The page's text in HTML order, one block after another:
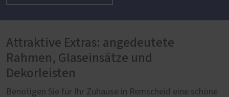
Attraktive Extras: angedeutete
Rahmen, Glaseinsätze und
Dekorleisten
Benötigen Sie für Ihr Zuhause in Remscheid eine schöne